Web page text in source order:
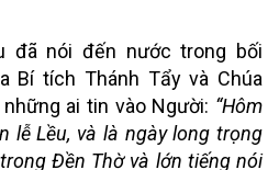
đã nói đến nước trong bối
Bí tích Thánh Tẩy và Chúa
ai tin vào Người: “Hôm
lễ Lều, và là ngày long trọng
Đền Thờ và lớn tiếng nói